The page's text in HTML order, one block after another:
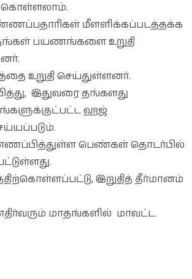
மீளளிக்கப்படத்தக்க
தங்கள் பயணங்களை உறுதி
உறுதி செய்துள்ளனர்.
இதுவரை தங்களது
ஹஜ்
பெண்கள் தொடர்பில்
இறுதித் தீர்மானம்
மாதங்களில் மாவட்ட